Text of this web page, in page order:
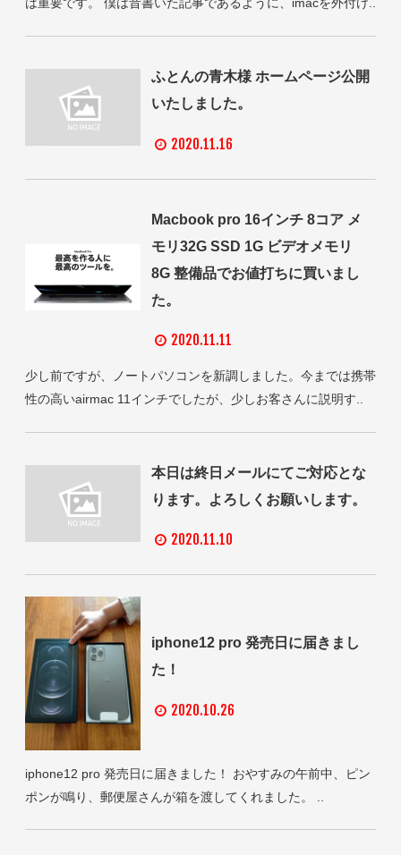
は重要です。 僕は昔書いた記事であるように、imacを外付け..
ふとんの青木様 ホームページ公開
いたしました。
2020.11.16
Macbook pro 16インチ 8コア メ
モリ32G SSD 1G ビデオメモリ
8G 整備品でお値打ちに買いまし
た。
2020.11.11
少し前ですが、ノートパソコンを新調しました。今までは携帯
性の高いairmac 11インチでしたが、少しお客さんに説明す..
本日は終日メールにてご対応とな
ります。よろしくお願いします。
2020.11.10
iphone12 pro 発売日に届きまし
た！
2020.10.26
iphone12 pro 発売日に届きました！ おやすみの午前中、ピン
ポンが鳴り、郵便屋さんが箱を渡してくれました。 ..